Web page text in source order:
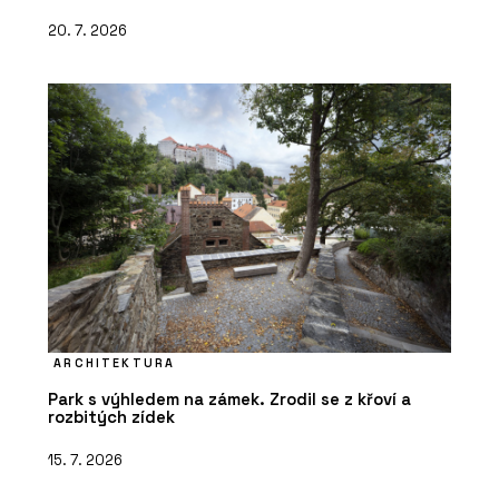
20. 7. 2026
ARCHITEKTURA
Park s výhledem na zámek. Zrodil se z křoví a
rozbitých zídek
15. 7. 2026